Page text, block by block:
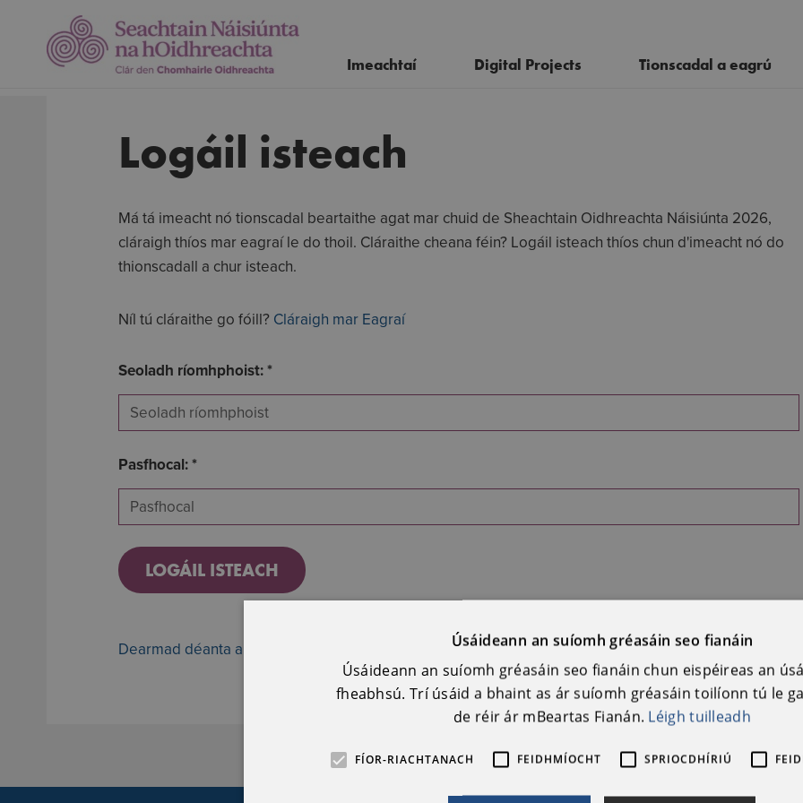
Imeachtaí Digital Projects Tionscadal a eagrú
Tionscadal a eagrú
Eagraigh Imeacht nó Tionscadal
Cláraigh mar Eagraí
Polasaí maidir le hImeachtaí agus
Tionscadail
Eolas faoi Sheachtain Náisiúnta na
Ainmnithe Ghradaim na Seachtaine
Náisiúnta Oidhreachta
Doirse Oscailte na hOidhreachta
Logáil isteach
Má tá imeacht nó tionscadal beartaithe agat mar chuid de Sheachtain Oidhreachta Náisiúnta 2026,
cláraigh thíos mar eagraí le do thoil. Cláraithe cheana féin? Logáil isteach thíos chun d'imeacht nó do
thionscadall a chur isteach.
Níl tú cláraithe go fóill? Cláraigh mar Eagraí
Seoladh ríomhphoist: *
Pasfhocal: *
Dearmad déanta ar an bPasfhocal?
Úsáideann an suíomh gréasáin seo fianáin
Úsáideann an suíomh gréasáin seo fianáin chun eispéireas an
fheabhsú. Trí úsáid a bhaint as ár suíomh gréasáin toilíonn tú le
de réir ár mBeartas Fianán. Léigh tuilleadh
FÍOR-RIACHTANACH FEIDHMÍOCHT SPRIOCDHÍRIÚ